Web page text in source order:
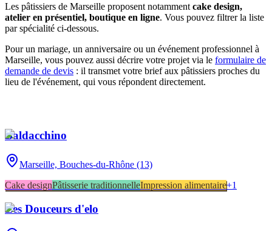
Les pâtissiers de Marseille proposent notamment cake design,
atelier en présentiel, boutique en ligne. Vous pouvez filtrer la liste
par spécialité ci-dessous.
Pour un mariage, un anniversaire ou un événement professionnel à
Marseille, vous pouvez aussi décrire votre projet via le formulaire de
demande de devis : il transmet votre brief aux pâtissiers proches du
lieu de l'événement, qui vous répondent directement.
Baldacchino
Marseille, Bouches-du-Rhône (13)
Cake designPâtisserie traditionnelleImpression alimentaire+1
Les Douceurs d'elo